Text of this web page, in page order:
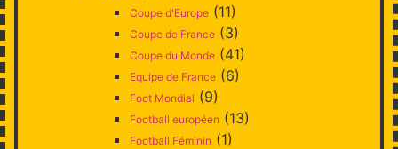
Coupe d'Europe (11)
Coupe de France (3)
Coupe du Monde (41)
Equipe de France (6)
Foot Mondial (9)
Football européen (13)
Football Féminin (1)